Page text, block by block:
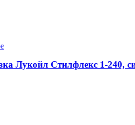
Лукойл Стилфлекс 1-240,